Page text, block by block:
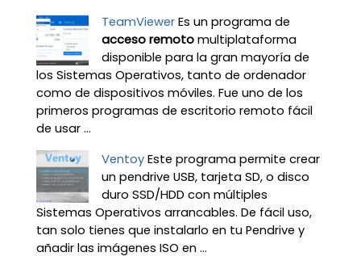
TeamViewer Es un programa de
acceso remotomultiplataforma
disponible para la gran mayoría de
los Sistemas Operativos, tanto de ordenador
como de dispositivos móviles. Fue uno de los
primeros programas de escritorio remoto fácil
de usar ...
Ventoy Este programa permite crear
un pendrive USB, tarjeta SD, o disco
duro SSD/HDD con múltiples
Sistemas Operativos arrancables. De fácil uso,
tan solo tienes que instalarlo en tu Pendrive y
añadir las imágenes ISO en ...